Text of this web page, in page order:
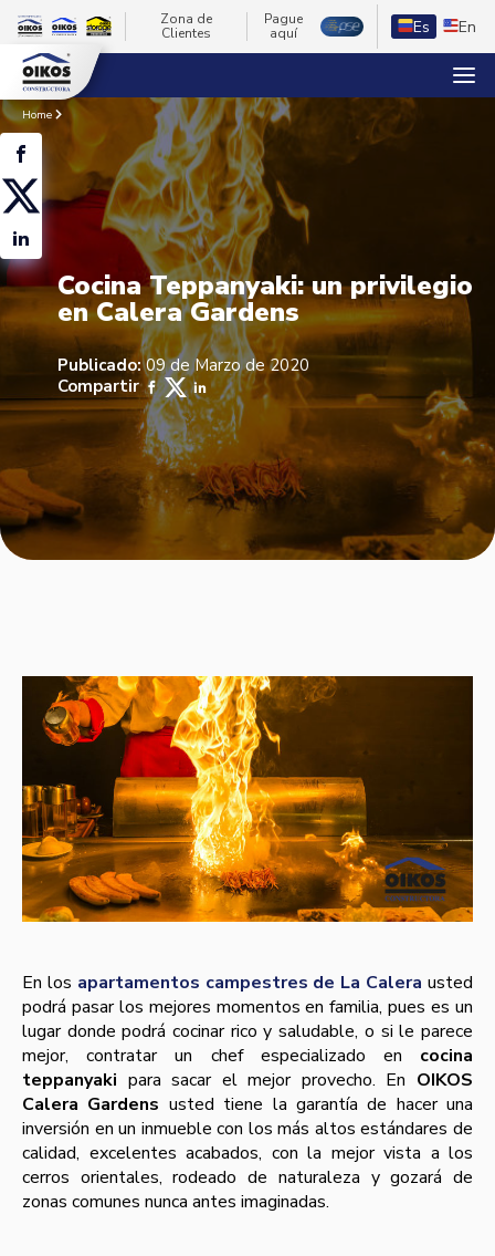
Zona de
Clientes
Pague
aquí
Es En
Home
Cocina Teppanyaki: un privilegio
en Calera Gardens
Publicado:09 de Marzo de 2020
Compartir
En los apartamentos campestres de La Calera usted
podrá pasar los mejores momentos en familia, pues es un
lugar donde podrá cocinar rico y saludable, o si le parece
mejor, contratar un chef especializado en cocina
teppanyaki para sacar el mejor provecho. En OIKOS
Calera Gardens usted tiene la garantía de hacer una
inversión en un inmueble con los más altos estándares de
calidad, excelentes acabados, con la mejor vista a los
cerros orientales, rodeado de naturaleza y gozará de
zonas comunes nunca antes imaginadas.